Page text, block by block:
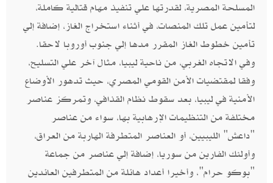
المسلحة المصرية، لقدرتها علي تنفيذ مهام قتالية كاملة،
لتأمين عمل تلك المنصات، في أثناء استخراج الغاز، إضافة إلي
تأمين خطوط الغاز المقرر مدها إلي جنوب أوروبا لاحقا.
وفي الاتجاه الغربي، من ناحية ليبيا، مثال آخر علي التسليح،
وفقا لمقتضيات الأمن القومي المصري، حيث تدهور الأوضاع
الأمنية في ليبيا، بعد سقوط نظام القذافي، وتمركز عناصر
مختلفة من التنظيمات الإرهابية بها، سواء من عناصر
"داعش" الليبيين، أو العناصر المتطرفة الهاربة من العراق،
وأولئك الفارين من سوريا، إضافة إلي عناصر من جماعة
"بوكو حرام"، وأخيرا أعداد هائلة من المتطرفين العائدين